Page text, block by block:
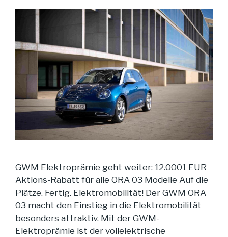
GWM Elektroprämie geht weiter: 12.0001 EUR
Aktions-Rabatt für alle ORA 03 Modelle Auf die
Plätze. Fertig. Elektromobilität! Der GWM ORA
03 macht den Einstieg in die Elektromobilität
besonders attraktiv. Mit der GWM-
Elektroprämie ist der vollelektrische